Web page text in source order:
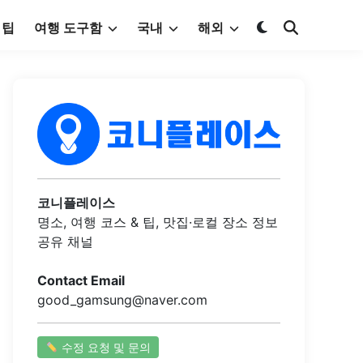
여행 도구함 국내 해외
코니플레이스
명소, 여행 코스 & 팁, 맛집·로컬 장소 정보
공유 채널
Contact Email
good_gamsung@naver.com
수정 요청 및 문의